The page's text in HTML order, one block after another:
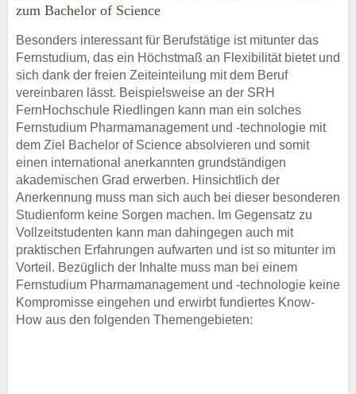
zum Bachelor of Science
Besonders interessant für Berufstätige ist mitunter das
Fernstudium, das ein Höchstmaß an Flexibilität bietet und
sich dank der freien Zeiteinteilung mit dem Beruf
vereinbaren lässt. Beispielsweise an der SRH
FernHochschule Riedlingen kann man ein solches
Fernstudium Pharmamanagement und -technologie mit
dem Ziel Bachelor of Science absolvieren und somit
einen international anerkannten grundständigen
akademischen Grad erwerben. Hinsichtlich der
Anerkennung muss man sich auch bei dieser besonderen
Studienform keine Sorgen machen. Im Gegensatz zu
Vollzeitstudenten kann man dahingegen auch mit
praktischen Erfahrungen aufwarten und ist so mitunter im
Vorteil. Bezüglich der Inhalte muss man bei einem
Fernstudium Pharmamanagement und -technologie keine
Kompromisse eingehen und erwirbt fundiertes Know-
How aus den folgenden Themengebieten: